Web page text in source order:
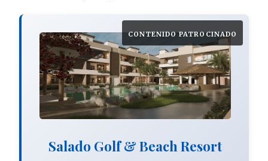
CONTENIDO PATROCINADO
Salado Golf & Beach Resort